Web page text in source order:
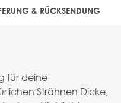
& RÜCKSENDUNG
für deine
Strähnen Dicke,